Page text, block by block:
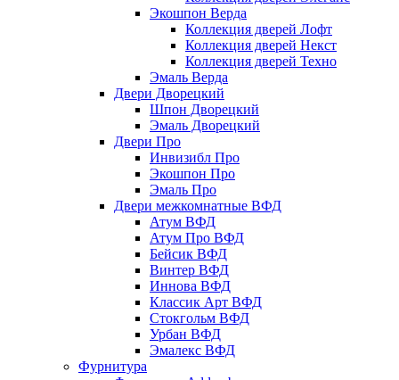
Экошпон Верда
Коллекция дверей Лофт
Коллекция дверей Некст
Коллекция дверей Техно
Эмаль Верда
Двери Дворецкий
Шпон Дворецкий
Эмаль Дворецкий
Двери Про
Инвизибл Про
Экошпон Про
Эмаль Про
Двери межкомнатные ВФД
Атум ВФД
Атум Про ВФД
Бейсик ВФД
Винтер ВФД
Иннова ВФД
Классик Арт ВФД
Стокгольм ВФД
Урбан ВФД
Эмалекс ВФД
Фурнитура